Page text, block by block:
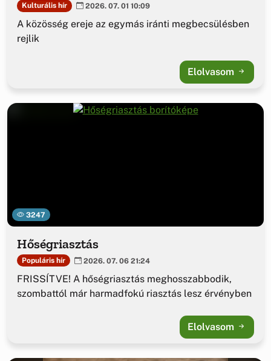
Kulturális hír 2026. 07. 01 10:09
A közösség ereje az egymás iránti megbecsülésben
rejlik
Elolvasom
3247
Hőségriasztás
Populáris hír 2026. 07. 06 21:24
FRISSÍTVE! A hőségriasztás meghosszabbodik,
szombattól már harmadfokú riasztás lesz érvényben
Elolvasom